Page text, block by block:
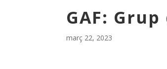
GAF:
març 22, 2023